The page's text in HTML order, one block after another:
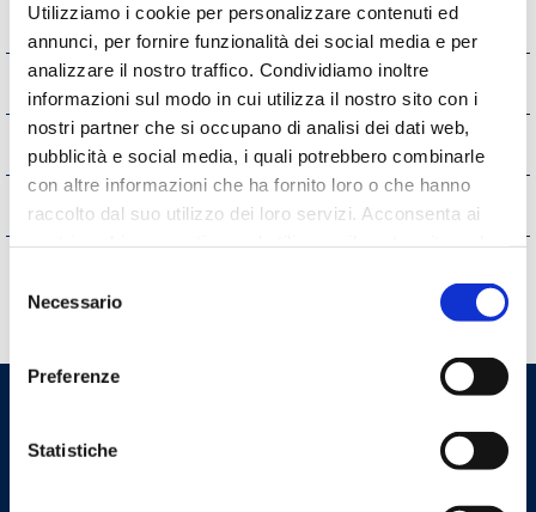
Utilizziamo i cookie per personalizzare contenuti ed
annunci, per fornire funzionalità dei social media e per
analizzare il nostro traffico. Condividiamo inoltre
informazioni sul modo in cui utilizza il nostro sito con i
nostri partner che si occupano di analisi dei dati web,
pubblicità e social media, i quali potrebbero combinarle
con altre informazioni che ha fornito loro o che hanno
raccolto dal suo utilizzo dei loro servizi. Acconsenta ai
delNecessario
Preferenze
Statistiche
Pianificazione e governo del territorio
Informazioni ambientali
Strutture sanitarie private accreditate
Interventi straordinari e di emergenza
Ordine dei Medici Chirurghi e